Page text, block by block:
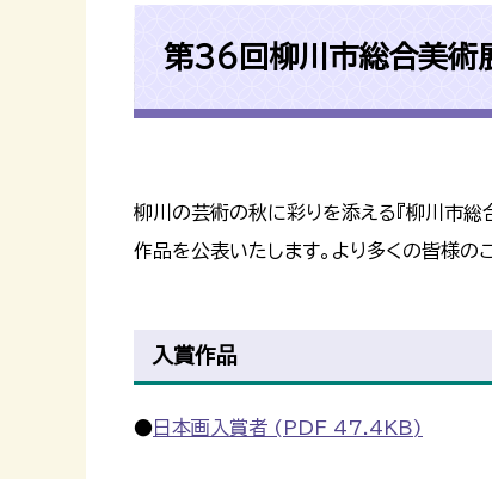
第36回柳川市総合美
柳川の芸術の秋に彩りを添える『柳川市総
作品を公表いたします。より多くの皆様の
入賞作品
●日本画入賞者 (PDF 47.4KB)